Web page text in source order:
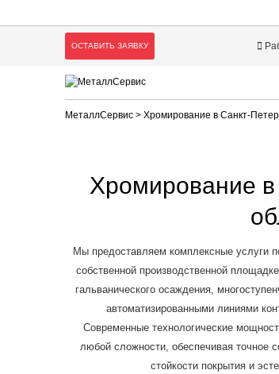
ОСТАВИТЬ ЗАЯВКУ
МеталлСервис > Хромирование в Санкт-
Хромирование в
Мы предоставляем комплексные услуги
собственной производственной
гальванического осаждения,
автоматизированными линиями
Современные технологические
любой сложности, обеспечивая точное
стойкости покрытия и